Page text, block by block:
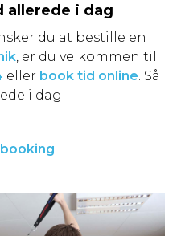
allerede i dag
du at bestille en
, er du velkommen til
eller book tid online. Så
i dag